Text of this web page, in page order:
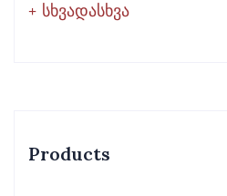
სხვადასხვა
Products